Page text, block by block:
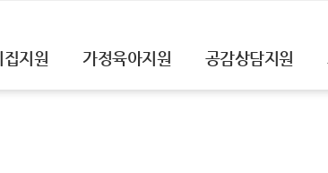
지원 가정육아지원 공감상담지원